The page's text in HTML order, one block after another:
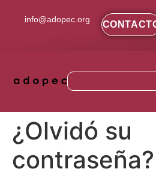
info@adopec.org
¿Olvidó su
contraseña?